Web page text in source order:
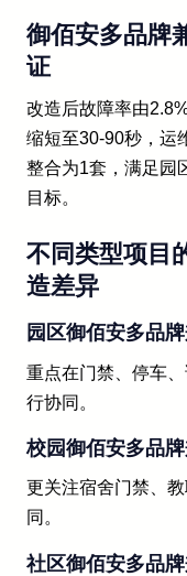
御佰安多品牌
证
改造后故障率由
缩短至30-90秒，运
整合为1套，满足园
目标。
不同类型项目
造差异
园区御佰安多品
重点在门禁、停车
行协同。
校园御佰安多品
更关注宿舍门禁、
同。
社区御佰安多品